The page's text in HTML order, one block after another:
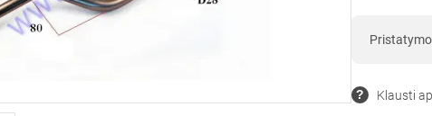
Klausti